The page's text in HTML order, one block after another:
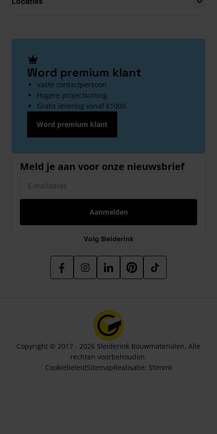
Word premium klant
Vaste contactpersoon
Hogere projectkorting
Gratis levering vanaf €1000
Word premium klant
Meld je aan voor onze nieuwsbrief
Aanmelden
Volg Sleiderink
Copyright © 2017 - 2026 Sleiderink Bouwmaterialen. Alle
rechten voorbehouden.
CookiebeleidSitemapRealisatie: Stimmt